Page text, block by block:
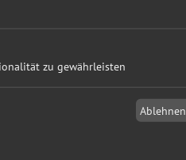
zu gewährleisten
Ablehnen